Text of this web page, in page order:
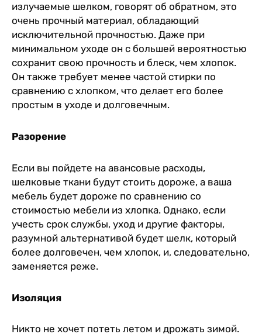
излучаемые шелком, говорят об обратном, это
очень прочный материал, обладающий
исключительной прочностью. Даже при
минимальном уходе он с большей вероятностью
сохранит свою прочность и блеск, чем хлопок.
Он также требует менее частой стирки по
сравнению с хлопком, что делает его более
простым в уходе и долговечным.
Разорение
Если вы пойдете на авансовые расходы,
шелковые ткани будут стоить дороже, а ваша
мебель будет дороже по сравнению со
стоимостью мебели из хлопка. Однако, если
учесть срок службы, уход и другие факторы,
разумной альтернативой будет шелк, который
более долговечен, чем хлопок, и, следовательно,
заменяется реже.
Изоляция
Никто не хочет потеть летом и дрожать зимой.